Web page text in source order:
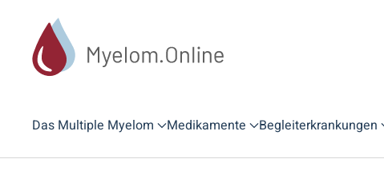
Zum Hauptinhalt springen
Das Multiple Myelom Medikamente Begleiterkrankungen